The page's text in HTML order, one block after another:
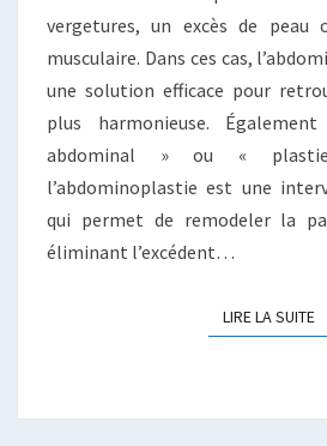
vergetures, un excès de peau
musculaire. Dans ces cas,
une solution efficace pour
plus harmonieuse.
abdominal » ou «
l’abdominoplastie est une
qui permet de remodeler la
éliminant l’excédent…
LIRE LA SUITE